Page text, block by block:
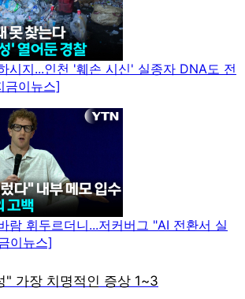
시지...인천 '훼손 시신' 실종자 DNA도 전
금이뉴스]
람 휘두르더니...저커버그 "AI 전환서 실
이뉴스]